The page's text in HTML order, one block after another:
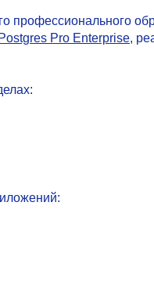
профессионального
Postgres Pro Enterprise,